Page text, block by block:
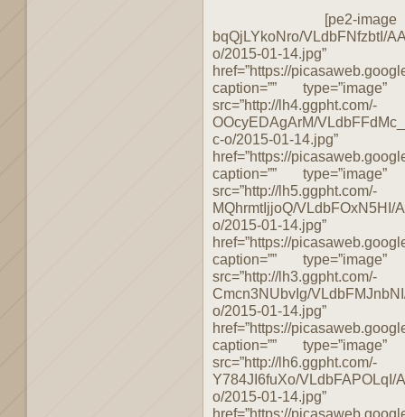
[pe2-image
bqQjLYkoNro/VLdbFNfzbtI/
o/2015-01-14.jpg”
href=”https://
caption=””
src=”http://lh4.ggpht.com/-
OOcyEDAgArM/
c-o/2015-01-14.jpg”
href=”https://
caption=””
src=”http://lh5.ggpht.com/-
MQhrmtIjjoQ/VLdbFOxN5HI/
o/2015-01-14.jpg”
href=”https://
caption=””
src=”http://lh3.ggpht.com/-
Cmcn3NUbvIg/
o/2015-01-14.jpg”
href=”https://
caption=””
src=”http://lh6.ggpht.com/-
Y784JI6fuXo/VLdbFAPOLqI/
o/2015-01-14.jpg”
href=”https://